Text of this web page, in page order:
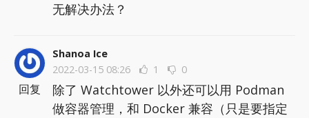
无解决办法？
Shanoa Ice
2022-03-15 08:26
1 0
除了 Watchtower 以外还可以用 Podman
做容器管理，和 Docker 兼容（只是要指定
回复